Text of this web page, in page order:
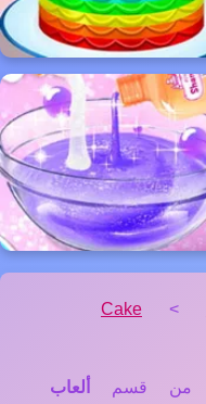
>
Cake
من قسم
ألعاب